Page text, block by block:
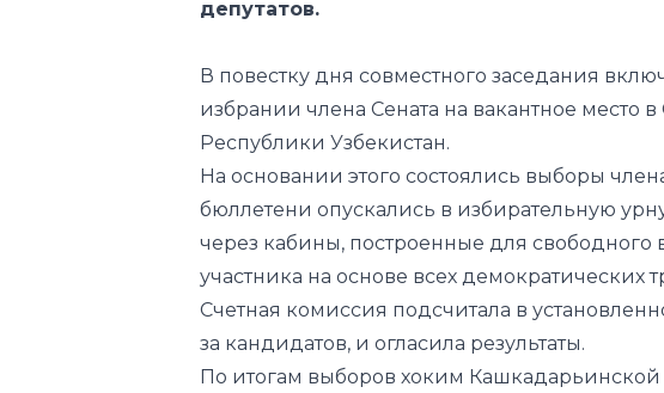
избрании члена Сената на вакантное место
На основании этого состоялись выборы
бюллетени опускались в избирательную
через кабины, построенные для свободного
участника на основе всех демократических
Счетная комиссия подсчитала в
за кандидатов, и огласила результаты.
По итогам выборов хоким Кашкадарьинской
избран членом Сената Олий Мажлиса
Во встрече принял участие председатель
комиссии Зайниддин Низамходжаев.